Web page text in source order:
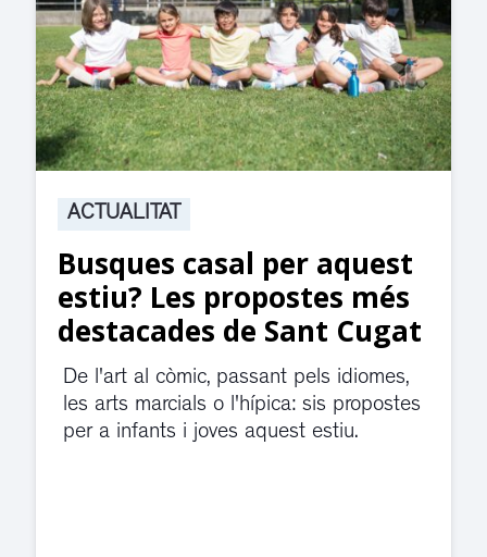
ACTUALITAT
Suspesa l’activitat als
jutjats de Rubí fins
divendres per una fuita
d’aigua
El servei de guàrdia i el jutjat de
violència de gènere s'han traslladat a